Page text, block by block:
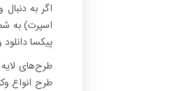
اسپرت) به
پیکسا
طرح‌های لایه